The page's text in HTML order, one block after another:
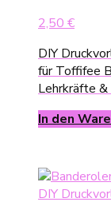
2,50 €
DIY
für Toffifee
Lehrkräfte
In den